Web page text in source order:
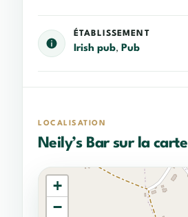
ÉTABLISSEMENT
Irish pub, Pub
LOCALISATION
Neily’s Bar sur la carte
+
−